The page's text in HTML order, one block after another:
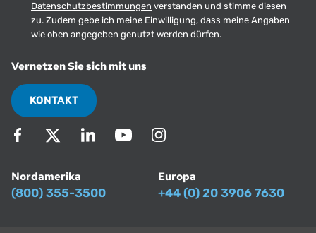
Datenschutzbestimmungen verstanden und stimme diesen
zu. Zudem gebe ich meine Einwilligung, dass meine Angaben
wie oben angegeben genutzt werden dürfen.
Vernetzen Sie sich mit uns
KONTAKT
Nordamerika
(800) 355-3500
Europa
+44 (0) 20 3906 7630